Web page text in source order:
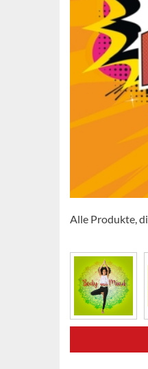
Alle Produkte,